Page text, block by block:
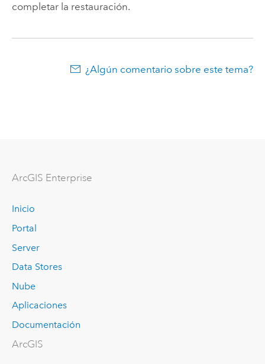
completar la restauración.
¿Algún comentario sobre este tema?
ArcGIS Enterprise
Inicio
Portal
Server
Data Stores
Nube
Aplicaciones
Documentación
ArcGIS